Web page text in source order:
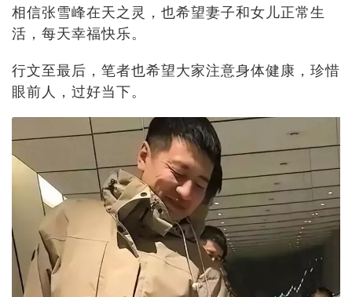
相信张雪峰在天之灵，也希望妻子和女儿正常生
活，每天幸福快乐。
行文至最后，笔者也希望大家注意身体健康，珍惜
眼前人，过好当下。